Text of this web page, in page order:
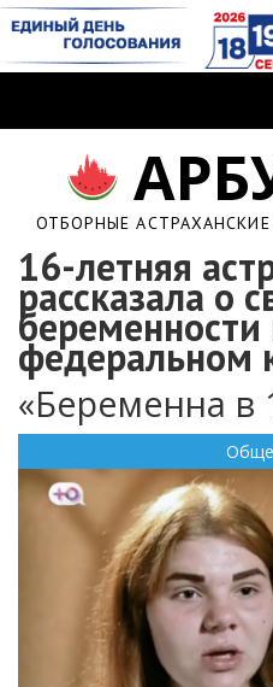
ОТБОРНЫЕ
16-летняя
рассказала о
беременности
федеральном
«Беременна в